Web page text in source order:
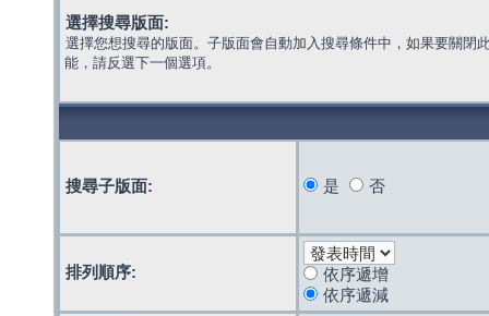
選擇搜尋版面:
選擇您想搜尋的版面。子版面會自動加入搜尋條件中，如果要關閉
能，請反選下一個選項。
搜尋子版面: 是 否
排列順序:
依序遞增
依序遞減